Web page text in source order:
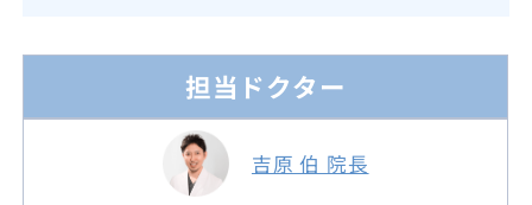
担当ドクター
吉原 伯 院長